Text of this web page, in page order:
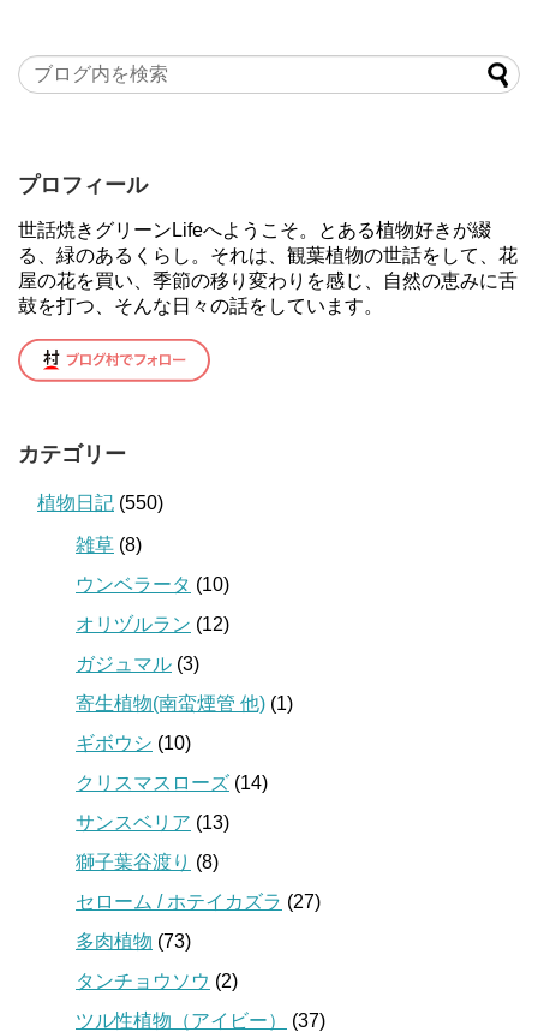
プロフィール
世話焼きグリーンLifeへようこそ。とある植物好きが綴
る、緑のあるくらし。それは、観葉植物の世話をして、花
屋の花を買い、季節の移り変わりを感じ、自然の恵みに舌
鼓を打つ、そんな日々の話をしています。
カテゴリー
植物日記 (550)
雑草 (8)
ウンベラータ (10)
オリヅルラン (12)
ガジュマル (3)
寄生植物(南蛮煙管 他) (1)
ギボウシ (10)
クリスマスローズ (14)
サンスベリア (13)
獅子葉谷渡り (8)
セローム / ホテイカズラ (27)
多肉植物 (73)
タンチョウソウ (2)
ツル性植物（アイビー）
(37)